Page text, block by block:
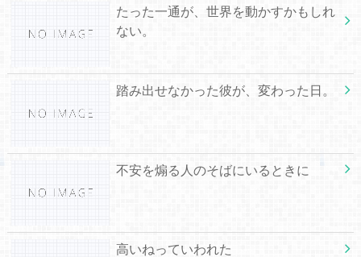
たった一通が、世界を動かすかもしれ
ない。
踏み出せなかった彼が、変わった日。
不安を煽る人のそばにいるときに
高いねっていわれた